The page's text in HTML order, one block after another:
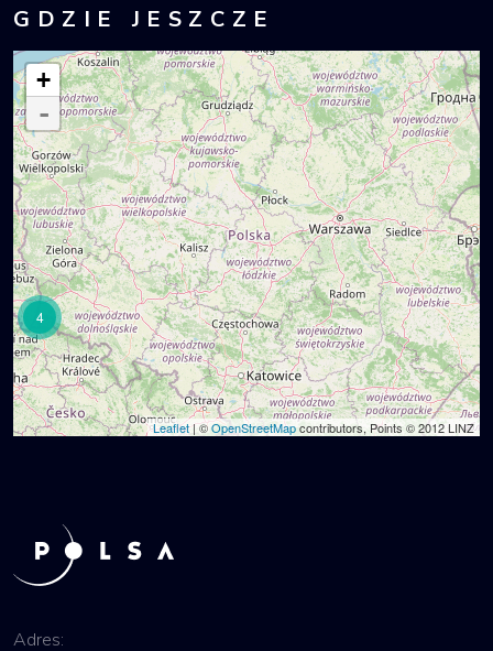
GDZIE JESZCZE
4
+
-
Leaflet| ©OpenStreetMapcontributors, Points © 2012 LINZ
Adres: